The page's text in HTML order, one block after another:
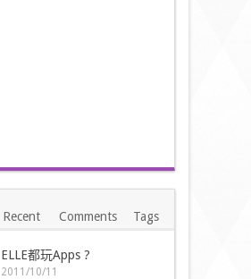
Recent Comments Tags
ELLE都玩Apps ?
2011/10/11